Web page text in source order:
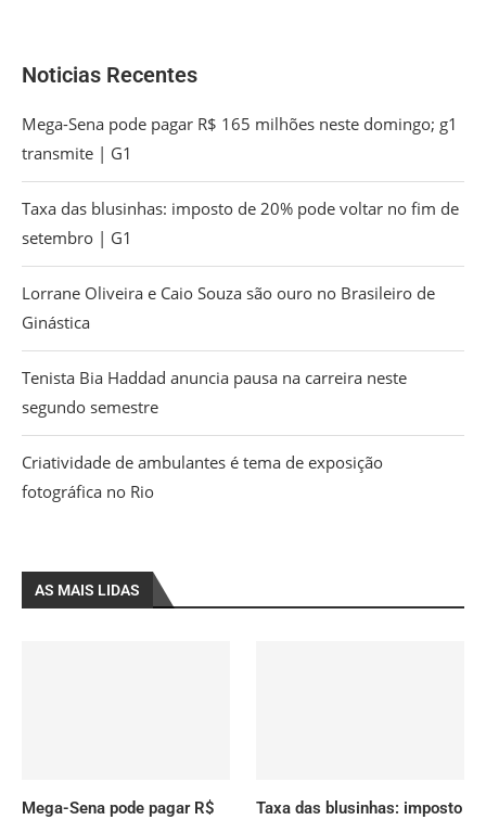
Noticias Recentes
Mega-Sena pode pagar R$ 165 milhões neste domingo; g1
transmite | G1
Taxa das blusinhas: imposto de 20% pode voltar no fim de
setembro | G1
Lorrane Oliveira e Caio Souza são ouro no Brasileiro de
Ginástica
Tenista Bia Haddad anuncia pausa na carreira neste
segundo semestre
Criatividade de ambulantes é tema de exposição
fotográfica no Rio
AS MAIS LIDAS
Mega-Sena pode pagar R$
Taxa das blusinhas: imposto